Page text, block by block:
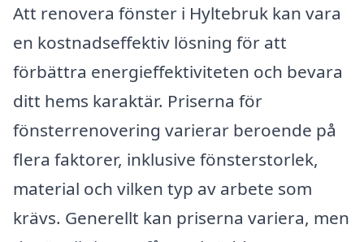
Att renovera fönster i Hyltebruk kan vara
en kostnadseffektiv lösning för att
förbättra energieffektiviteten och bevara
ditt hems karaktär. Priserna för
fönsterrenovering varierar beroende på
flera faktorer, inklusive fönsterstorlek,
material och vilken typ av arbete som
krävs. Generellt kan priserna variera, men